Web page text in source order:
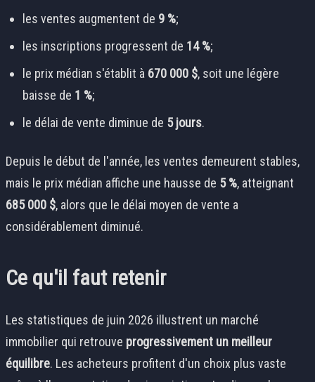
les ventes augmentent de 9 %;
les inscriptions progressent de 14 %;
le prix médian s'établit à 670 000 $, soit une légère
baisse de 1 %;
le délai de vente diminue de 5 jours.
Depuis le début de l'année, les ventes demeurent stables,
mais le prix médian affiche une hausse de 5 %, atteignant
685 000 $, alors que le délai moyen de vente a
considérablement diminué.
Ce qu'il faut retenir
Les statistiques de juin 2026 illustrent un marché
immobilier qui retrouve progressivement un meilleur
équilibre. Les acheteurs profitent d'un choix plus vaste